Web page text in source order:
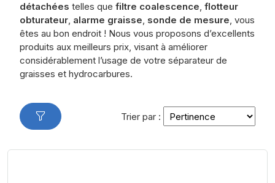
détachées telles que filtre coalescence, flotteur
obturateur, alarme graisse, sonde de mesure, vous
êtes au bon endroit ! Nous vous proposons d’excellents
produits aux meilleurs prix, visant à améliorer
considérablement l’usage de votre séparateur de
graisses et hydrocarbures.
Trier par :